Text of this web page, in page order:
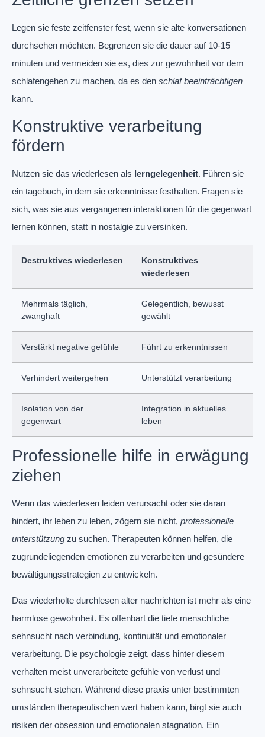
Legen sie feste zeitfenster fest, wenn sie alte konversationen
durchsehen möchten. Begrenzen sie die dauer auf 10-15
minuten und vermeiden sie es, dies zur gewohnheit vor dem
schlafengehen zu machen, da es den schlaf beeinträchtigen
kann.
Konstruktive verarbeitung
fördern
Nutzen sie das wiederlesen als lerngelegenheit. Führen sie
ein tagebuch, in dem sie erkenntnisse festhalten. Fragen sie
sich, was sie aus vergangenen interaktionen für die gegenwart
lernen können, statt in nostalgie zu versinken.
Destruktives wiederlesen
Konstruktives
wiederlesen
Mehrmals täglich,
zwanghaft
Gelegentlich, bewusst
gewählt
Verstärkt negative gefühle Führt zu erkenntnissen
Verhindert weitergehen Unterstützt verarbeitung
Isolation von der
gegenwart
Integration in aktuelles
leben
Professionelle hilfe in erwägung
ziehen
Wenn das wiederlesen leiden verursacht oder sie daran
hindert, ihr leben zu leben, zögern sie nicht, professionelle
unterstützung zu suchen. Therapeuten können helfen, die
zugrundeliegenden emotionen zu verarbeiten und gesündere
bewältigungsstrategien zu entwickeln.
Das wiederholte durchlesen alter nachrichten ist mehr als eine
harmlose gewohnheit. Es offenbart die tiefe menschliche
sehnsucht nach verbindung, kontinuität und emotionaler
verarbeitung. Die psychologie zeigt, dass hinter diesem
verhalten meist unverarbeitete gefühle von verlust und
sehnsucht stehen. Während diese praxis unter bestimmten
umständen therapeutischen wert haben kann, birgt sie auch
risiken der obsession und emotionalen stagnation. Ein